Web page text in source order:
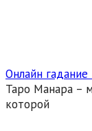
Онлайн
Таро Манара –
которой